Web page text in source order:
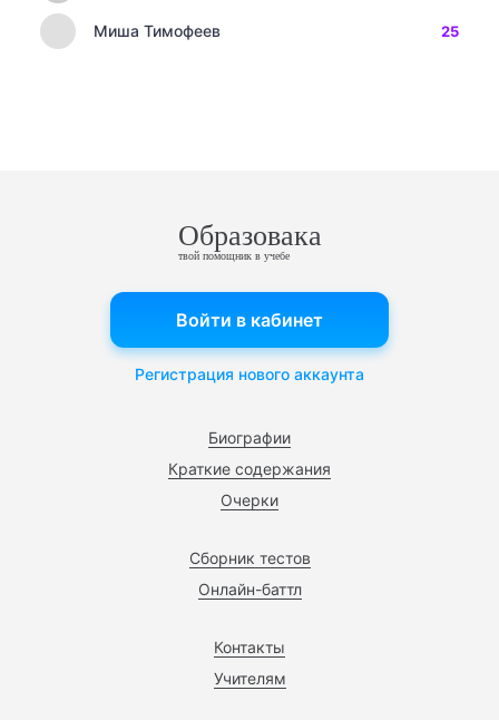
Миша Тимофеев 25
Образовака
твой помощник в учебе
Биографии
Краткие содержания
Очерки
Сборник тестов
Онлайн-баттл
Контакты
Учителям
Войти в кабинет
Регистрация нового аккаунта